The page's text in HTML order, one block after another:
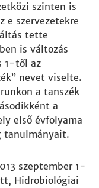
szinten is
e szervezetekre
tette
is változás
1-től az
nevet viselte.
a tanszék
a
első évfolyama
tanulmányait.
szeptember 1-
Hidrobiológiai